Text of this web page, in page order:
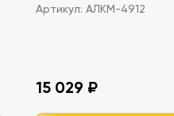
Артикул: АЛКМ-4912
15 029 ₽